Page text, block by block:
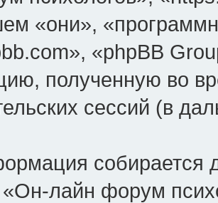
«они»,
«phpBB
полученную во
сессий (в
собирается
лайн форум